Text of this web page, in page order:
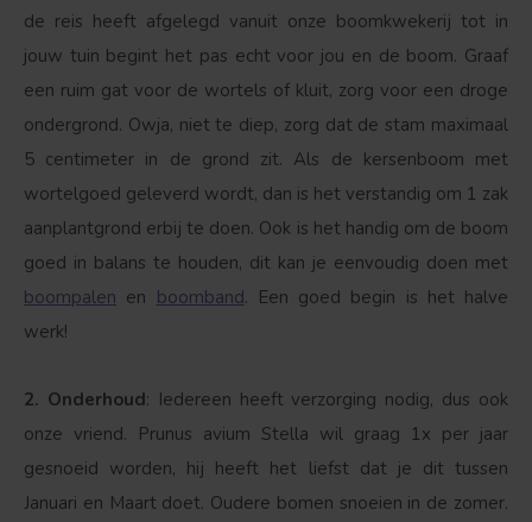
de reis heeft afgelegd vanuit onze boomkwekerij tot in
jouw tuin begint het pas echt voor jou en de boom. Graaf
een ruim gat voor de wortels of kluit, zorg voor een droge
ondergrond. Owja, niet te diep, zorg dat de stam maximaal
5 centimeter in de grond zit. Als de kersenboom met
wortelgoed geleverd wordt, dan is het verstandig om 1 zak
aanplantgrond erbij te doen. Ook is het handig om de boom
goed in balans te houden, dit kan je eenvoudig doen met
boompalen en boomband. Een goed begin is het halve
werk!
2. Onderhoud: Iedereen heeft verzorging nodig, dus ook
onze vriend. Prunus avium Stella wil graag 1x per jaar
gesnoeid worden, hij heeft het liefst dat je dit tussen
Januari en Maart doet. Oudere bomen snoeien in de zomer.